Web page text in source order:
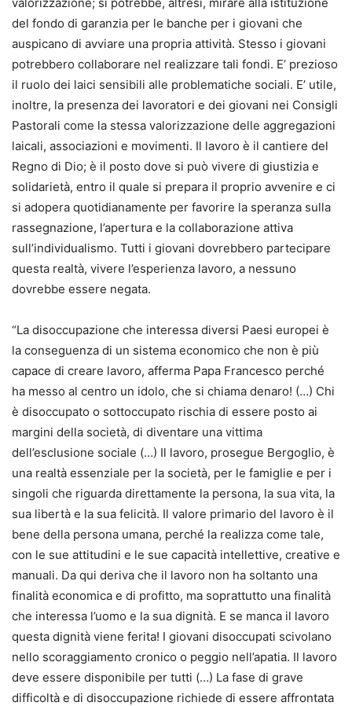
del fondo di garanzia per le banche per i giovani che
auspicano di avviare una propria attività. Stesso i giovani
potrebbero collaborare nel realizzare tali fondi. E’ prezioso
il ruolo dei laici sensibili alle problematiche sociali. E’ utile,
inoltre, la presenza dei lavoratori e dei giovani nei Consigli
Pastorali come la stessa valorizzazione delle aggregazioni
laicali, associazioni e movimenti. Il lavoro è il cantiere del
Regno di Dio; è il posto dove si può vivere di giustizia e
solidarietà, entro il quale si prepara il proprio avvenire e ci
si adopera quotidianamente per favorire la speranza sulla
rassegnazione, l’apertura e la collaborazione attiva
sull’individualismo. Tutti i giovani dovrebbero partecipare
questa realtà, vivere l’esperienza lavoro, a nessuno
dovrebbe essere negata.
“La disoccupazione che interessa diversi Paesi europei è
la conseguenza di un sistema economico che non è più
capace di creare lavoro, afferma Papa Francesco perché
ha messo al centro un idolo, che si chiama denaro! (…) Chi
è disoccupato o sottoccupato rischia di essere posto ai
margini della società, di diventare una vittima
dell’esclusione sociale (…) Il lavoro, prosegue Bergoglio, è
una realtà essenziale per la società, per le famiglie e per i
singoli che riguarda direttamente la persona, la sua vita, la
sua libertà e la sua felicità. Il valore primario del lavoro è il
bene della persona umana, perché la realizza come tale,
con le sue attitudini e le sue capacità intellettive, creative e
manuali. Da qui deriva che il lavoro non ha soltanto una
finalità economica e di profitto, ma soprattutto una finalità
che interessa l’uomo e la sua dignità. E se manca il lavoro
questa dignità viene ferita! I giovani disoccupati scivolano
nello scoraggiamento cronico o peggio nell’apatia. Il lavoro
deve essere disponibile per tutti (…) La fase di grave
difficoltà e di disoccupazione richiede di essere affrontata